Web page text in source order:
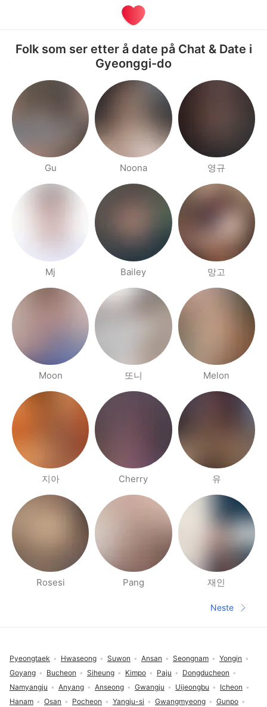
Folk som ser etter å date på Chat & Date i
Gyeonggi-do
Gu Noona 영규
Mj Bailey 망고
Moon 또니 Melon
지아 Cherry 유
Rosesi Pang 재인
Neste
Neste
Pyeongtaek Hwaseong Suwon Ansan Seongnam
Yongin
Goyang
Bucheon Siheung Kimpo Paju
Dongducheon
Namyangju
Anyang Anseong Gwangju Uijeongbu
Icheon
Hanam
Osan Pocheon Yangju-si Gwangmyeong
Gunpo